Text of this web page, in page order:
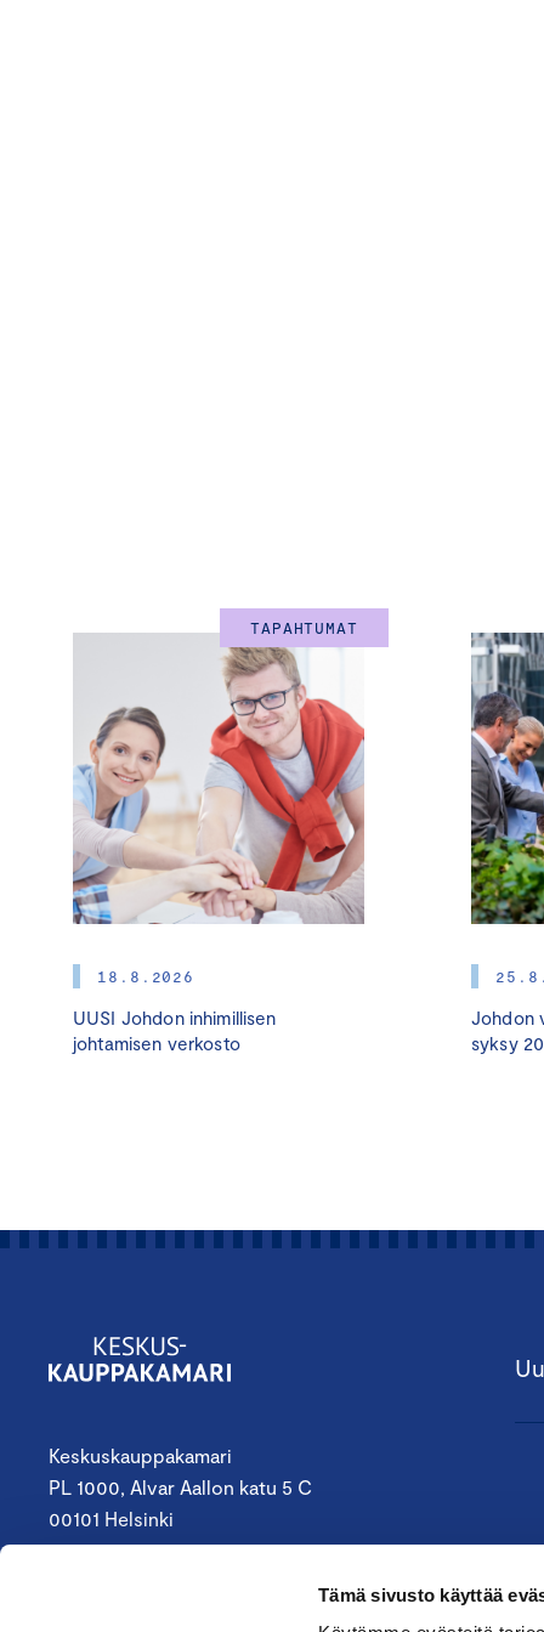
Tämä sivusto käyttää
TAPAHTUMAT
18.8.2026
UUSI Johdon inhimillisen
johtamisen verkosto
Johdon
syksy
Keskuskauppakamari
PL 1000, Alvar Aallon katu 5 C
00101 Helsinki
keskuskauppakamari@chamber.fi